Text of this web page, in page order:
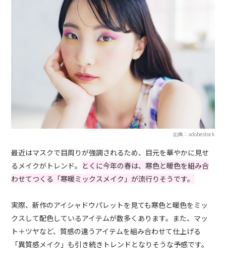
出典：adobestock
最近はマスクで目周りが強調されるため、目元を華やかに見せ
るメイクがトレンド。 とくに今年の春は、寒色と暖色を組み合
わせてつくる「寒暖ミックスメイク」が流行りそうです。
実際、新作のアイシャドウパレットを見ても寒色と暖色をミッ
クスして配色しているアイテムが数多くあります。また、マッ
ト＋ツヤなど、質感の違うアイテムを組み合わせて仕上げる
「異質感メイク」も引き続きトレンドとなりそうな予感です。